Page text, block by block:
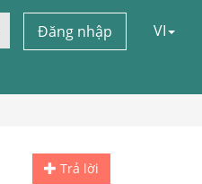
Đăng nhập VI
Trả lời